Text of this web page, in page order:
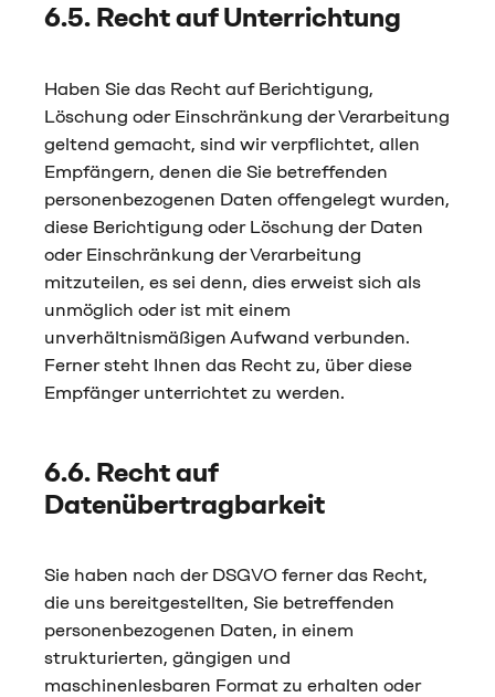
6.5. Recht auf Unterrichtung
Haben Sie das Recht auf Berichtigung,
Löschung oder Einschränkung der Verarbeitung
geltend gemacht, sind wir verpflichtet, allen
Empfängern, denen die Sie betreffenden
personenbezogenen Daten offengelegt wurden,
diese Berichtigung oder Löschung der Daten
oder Einschränkung der Verarbeitung
mitzuteilen, es sei denn, dies erweist sich als
unmöglich oder ist mit einem
unverhältnismäßigen Aufwand verbunden.
Ferner steht Ihnen das Recht zu, über diese
Empfänger unterrichtet zu werden.
6.6. Recht auf
Datenübertragbarkeit
Sie haben nach der DSGVO ferner das Recht,
die uns bereitgestellten, Sie betreffenden
personenbezogenen Daten, in einem
strukturierten, gängigen und
maschinenlesbaren Format zu erhalten oder